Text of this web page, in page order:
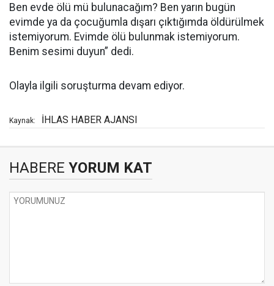
Ben evde ölü mü bulunacağım? Ben yarın bugün
evimde ya da çocuğumla dışarı çıktığımda öldürülmek
istemiyorum. Evimde ölü bulunmak istemiyorum.
Benim sesimi duyun” dedi.
Olayla ilgili soruşturma devam ediyor.
Kaynak: İHLAS HABER AJANSI
HABERE YORUM KAT